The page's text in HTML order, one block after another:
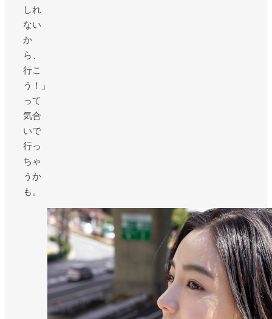
しれ
ない
か
ら、
行こ
う！」
って
気合
いで
行っ
ちゃ
うか
も。